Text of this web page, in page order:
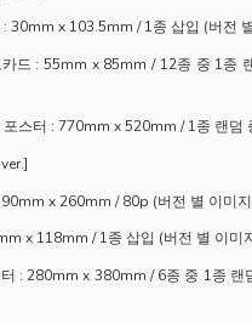
: 30mm x 103.5mm / 1종 삽입 (버전
드 : 55mm x 85mm / 12종 중 1종
포스터 : 770mm x 520mm / 1종 랜덤
x 260mm / 80p (버전 별 이미
x 118mm / 1종 삽입 (버전 별 이미
: 280mm x 380mm / 6종 중 1종 랜